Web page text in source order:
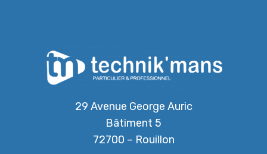
29 Avenue George Auric
Bâtiment 5
72700 – Rouillon